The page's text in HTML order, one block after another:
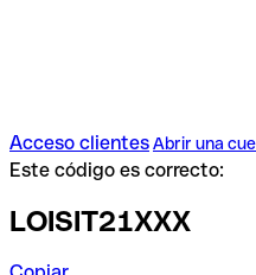
Acceso clientesAbrir una
Este código es correcto:
LOISIT21XXX